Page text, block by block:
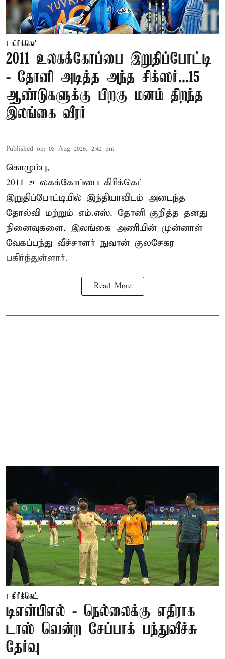
கிரிக்கெட்
2011 உலகக்கோப்பை இறுதிப்போட்டி
- தோனி அடித்த அந்த சிக்ஸர்...15
ஆண்டுகளுக்கு பிறகு மனம் திறந்த
இலங்கை வீரர்
Published on: 05 Aug 2026, 2:42 pm
கொழும்பு,
2011 உலகக்கோப்பை கிரிக்கெட்
இறுதிப்போட்டியில் இந்தியாவிடம் அடைந்த
தோல்வி மற்றும் எம்.எஸ். தோனி குறித்த தனது
நினைவுகளை, இலங்கை அணியின் முன்னாள்
வேகப்பந்து வீச்சாளர் நுவான் குலசேகர
பகிர்ந்துள்ளார்.
Read More
கிரிக்கெட்
டிஎன்பிஎல் - நெல்லைக்கு எதிராக
டாஸ் வென்ற சேப்பாக் பந்துவீச்சு
தேர்வு